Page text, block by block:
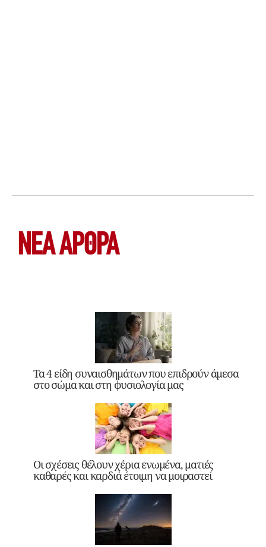
ΝΕΑ ΆΡΘΡΑ
Τα 4 είδη συναισθημάτων που επιδρούν άμεσα
στο σώμα και στη φυσιολογία μας
Οι σχέσεις θέλουν χέρια ενωμένα, ματιές
καθαρές και καρδιά έτοιμη να μοιραστεί